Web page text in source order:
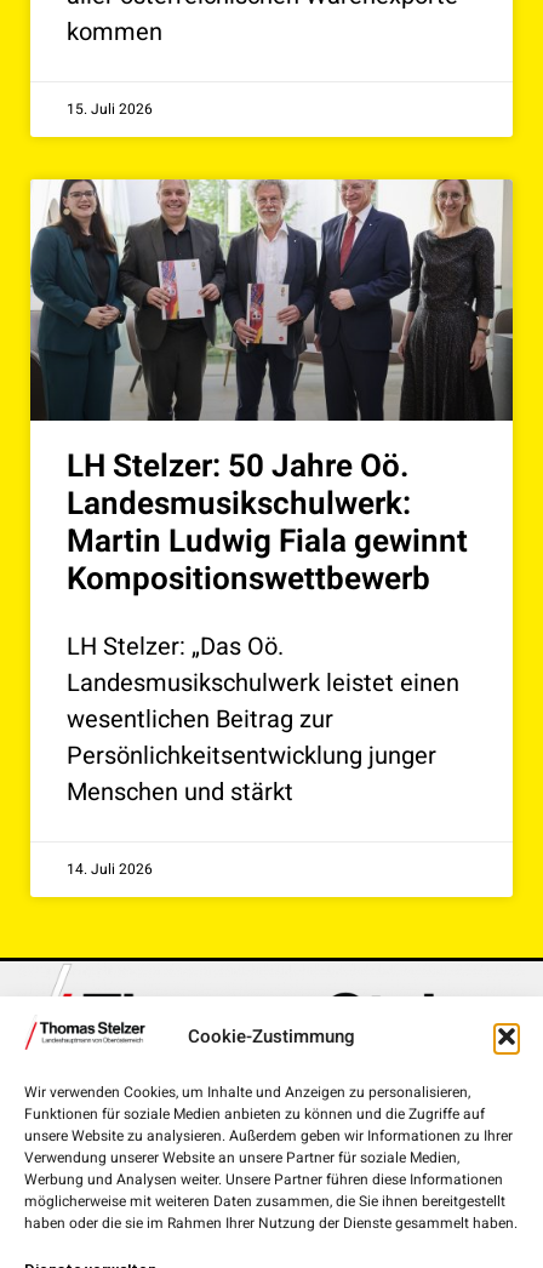
Cookie-Zustimmung
Wir verwenden Cookies, um Inhalte und Anzeigen zu personalisieren,
Funktionen für soziale Medien anbieten zu können und die Zugriffe auf
unsere Website zu analysieren. Außerdem geben wir Informationen zu Ihrer
Verwendung unserer Website an unsere Partner für soziale Medien,
Werbung und Analysen weiter. Unsere Partner führen diese Informationen
möglicherweise mit weiteren Daten zusammen, die Sie ihnen bereitgestellt
haben oder die sie im Rahmen Ihrer Nutzung der Dienste gesammelt haben.
kommen
15. Juli 2026
LH Stelzer: 50 Jahre Oö.
Landesmusikschulwerk:
Martin Ludwig Fiala gewinnt
Kompositionswettbewerb
LH Stelzer: „Das Oö.
Landesmusikschulwerk leistet einen
wesentlichen Beitrag zur
Persönlichkeitsentwicklung junger
Menschen und stärkt
14. Juli 2026
Landhausplatz 1, 4020 Linz
+43 732 7720-111 00
lh.stelzer@ooe.gv.at